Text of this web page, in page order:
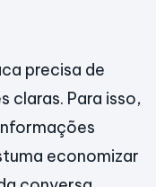
precisa de
claras. Para isso,
economizar